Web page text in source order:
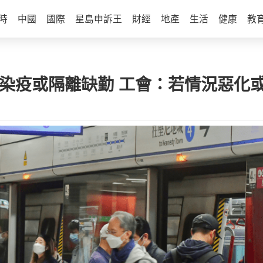
中國 國際 星島申訴王 財經 地產 生活 健康 教
疫或隔離缺勤 工會：若情況惡化